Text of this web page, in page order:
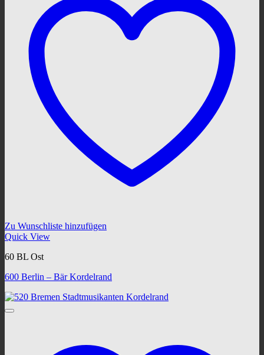
Zu Wunschliste hinzufügen
Quick View
60 BL Ost
600 Berlin – Bär Kordelrand